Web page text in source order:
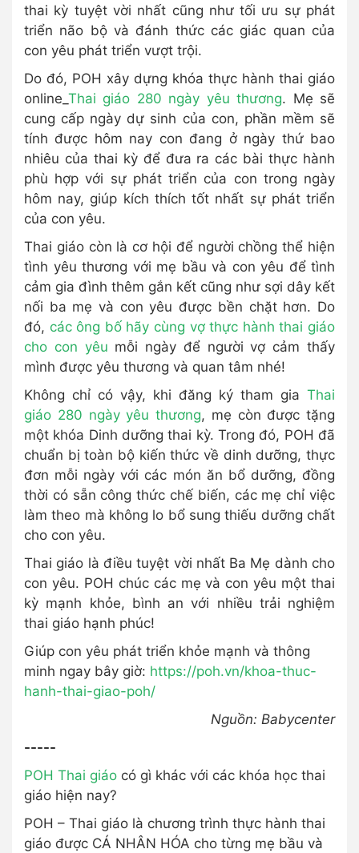
thai kỳ tuyệt vời nhất cũng như tối ưu sự phát
triển não bộ và đánh thức các giác quan của
con yêu phát triển vượt trội.
Do đó, POH xây dựng khóa thực hành thai giáo
online_ Thai giáo 280 ngày yêu thương. Mẹ sẽ
cung cấp ngày dự sinh của con, phần mềm sẽ
tính được hôm nay con đang ở ngày thứ bao
nhiêu của thai kỳ để đưa ra các bài thực hành
phù hợp với sự phát triển của con trong ngày
hôm nay, giúp kích thích tốt nhất sự phát triển
của con yêu.
Thai giáo còn là cơ hội để người chồng thể hiện
tình yêu thương với mẹ bầu và con yêu để tình
cảm gia đình thêm gắn kết cũng như sợi dây kết
nối ba mẹ và con yêu được bền chặt hơn. Do
đó, các ông bố hãy cùng vợ thực hành thai giáo
cho con yêu mỗi ngày để người vợ cảm thấy
mình được yêu thương và quan tâm nhé!
Không chỉ có vậy, khi đăng ký tham gia Thai
giáo 280 ngày yêu thương, mẹ còn được tặng
một khóa Dinh dưỡng thai kỳ. Trong đó, POH đã
chuẩn bị toàn bộ kiến thức về dinh dưỡng, thực
đơn mỗi ngày với các món ăn bổ dưỡng, đồng
thời có sẵn công thức chế biến, các mẹ chỉ việc
làm theo mà không lo bổ sung thiếu dưỡng chất
cho con yêu.
Thai giáo là điều tuyệt vời nhất Ba Mẹ dành cho
con yêu. POH chúc các mẹ và con yêu một thai
kỳ mạnh khỏe, bình an với nhiều trải nghiệm
thai giáo hạnh phúc!
Giúp con yêu phát triển khỏe mạnh và thông
minh ngay bây giờ: https://poh.vn/khoa-thuc-
hanh-thai-giao-poh/
Nguồn: Babycenter
-----
POH Thai giáo có gì khác với các khóa học thai
giáo hiện nay?
POH – Thai giáo là chương trình thực hành thai
giáo được CÁ NHÂN HÓA cho từng mẹ bầu và